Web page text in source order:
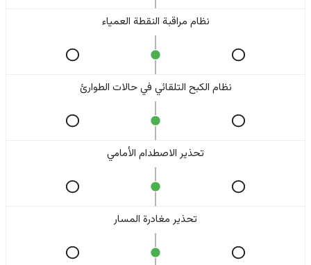
نظام مراقبة النقطة العمياء
نظام الكبح التلقائي في حالات الطوارئ
تحذير الاصطدام الأمامي
تحذير مغادرة المسار